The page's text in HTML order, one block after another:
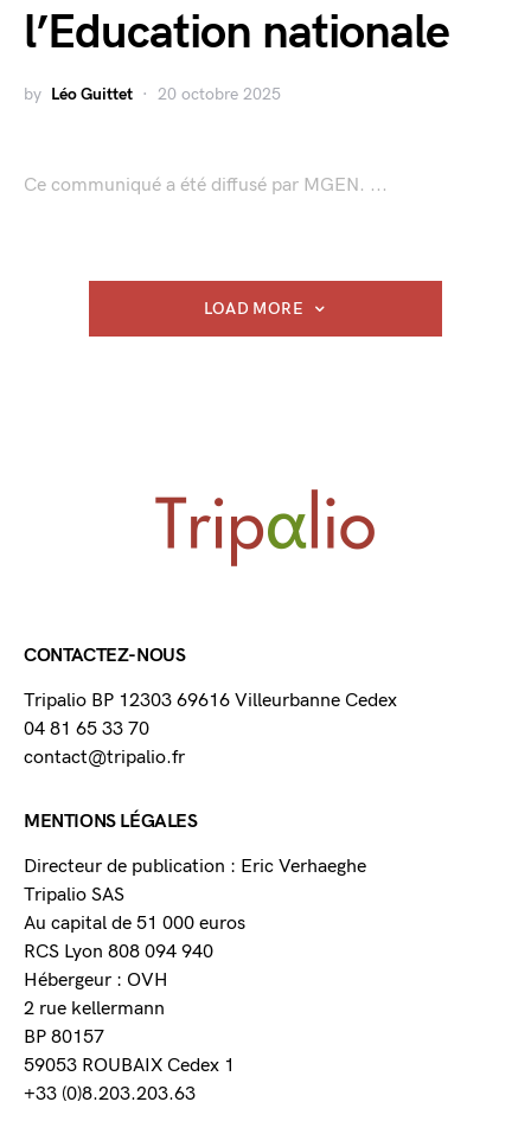
l’Education nationale
by Léo Guittet 20 octobre 2025
Ce communiqué a été diffusé par MGEN. ...
LOAD MORE
CONTACTEZ-NOUS
Tripalio BP 12303 69616 Villeurbanne Cedex
04 81 65 33 70
contact@tripalio.fr
MENTIONS LÉGALES
Directeur de publication : Eric Verhaeghe
Tripalio SAS
Au capital de 51 000 euros
RCS Lyon 808 094 940
Hébergeur : OVH
2 rue kellermann
BP 80157
59053 ROUBAIX Cedex 1
+33 (0)8.203.203.63